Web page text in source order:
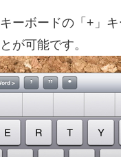
ーボードの「+」
が可能です。